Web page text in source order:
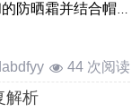
防晒霜并结合帽
44 次阅读
解析